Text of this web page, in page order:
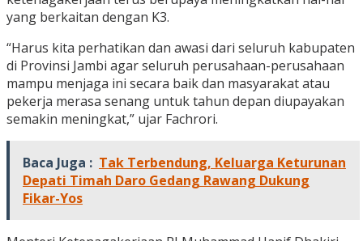
yang berkaitan dengan K3.
“Harus kita perhatikan dan awasi dari seluruh kabupaten
di Provinsi Jambi agar seluruh perusahaan-perusahaan
mampu menjaga ini secara baik dan masyarakat atau
pekerja merasa senang untuk tahun depan diupayakan
semakin meningkat,” ujar Fachrori.
Baca Juga : Tak Terbendung, Keluarga Keturunan
Depati Timah Daro Gedang Rawang Dukung
Fikar-Yos